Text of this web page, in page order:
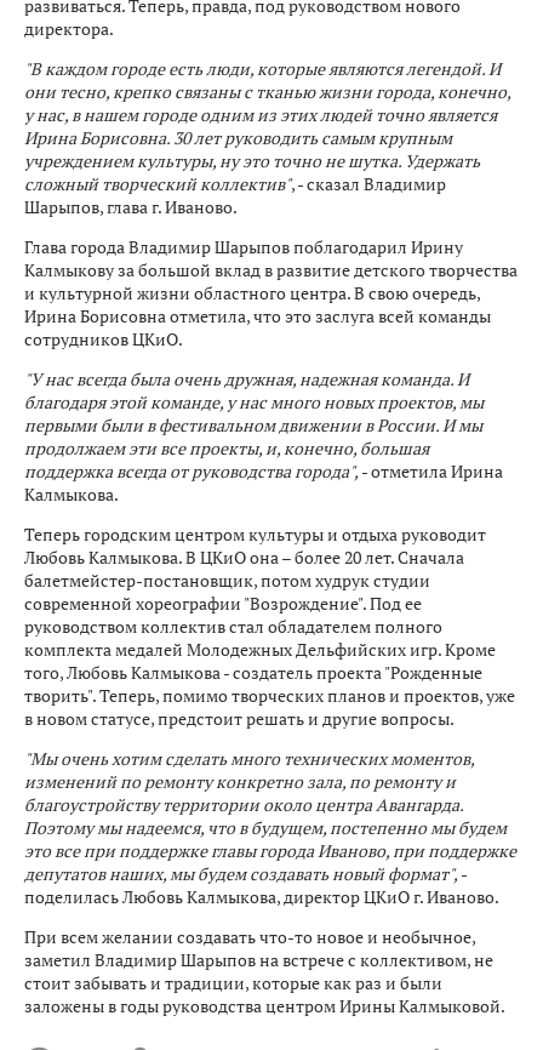
развиваться. Теперь, правда, под руководством нового
директора.
"В каждом городе есть люди, которые являются легендой. И
они тесно, крепко связаны с тканью жизни города, конечно,
у нас, в нашем городе одним из этих людей точно является
Ирина Борисовна. 30 лет руководить самым крупным
учреждением культуры, ну это точно не шутка. Удержать
сложный творческий коллектив", - сказал Владимир
Шарыпов, глава г. Иваново.
Глава города Владимир Шарыпов поблагодарил Ирину
Калмыкову за большой вклад в развитие детского творчества
и культурной жизни областного центра. В свою очередь,
Ирина Борисовна отметила, что это заслуга всей команды
сотрудников ЦКиО.
"У нас всегда была очень дружная, надежная команда. И
благодаря этой команде, у нас много новых проектов, мы
первыми были в фестивальном движении в России. И мы
продолжаем эти все проекты, и, конечно, большая
поддержка всегда от руководства города", - отметила Ирина
Калмыкова.
Теперь городским центром культуры и отдыха руководит
Любовь Калмыкова. В ЦКиО она – более 20 лет. Сначала
балетмейстер-постановщик, потом худрук студии
современной хореографии "Возрождение". Под ее
руководством коллектив стал обладателем полного
комплекта медалей Молодежных Дельфийских игр. Кроме
того, Любовь Калмыкова - создатель проекта "Рожденные
творить". Теперь, помимо творческих планов и проектов, уже
в новом статусе, предстоит решать и другие вопросы.
"Мы очень хотим сделать много технических моментов,
изменений по ремонту конкретно зала, по ремонту и
благоустройству территории около центра Авангарда.
Поэтому мы надеемся, что в будущем, постепенно мы будем
это все при поддержке главы города Иваново, при поддержке
депутатов наших, мы будем создавать новый формат", -
поделилась Любовь Калмыкова, директор ЦКиО г. Иваново.
При всем желании создавать что-то новое и необычное,
заметил Владимир Шарыпов на встрече с коллективом, не
стоит забывать и традиции, которые как раз и были
заложены в годы руководства центром Ирины Калмыковой.